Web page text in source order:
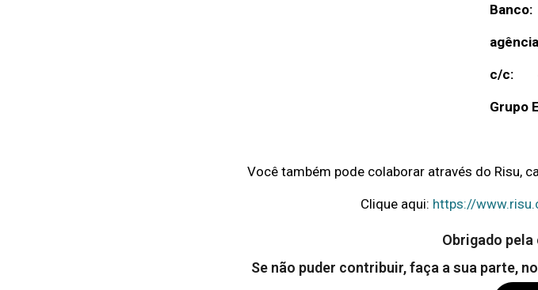
c/c:
Grupo
Você também pode colaborar através do Risu,
Clique aqui: https://
Obrigado
Se não puder contribuir, faça a sua parte,